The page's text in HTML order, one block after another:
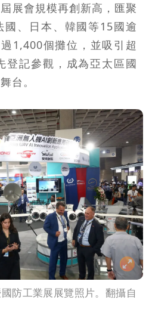
展會規模再創新高，匯聚
國、日本、韓國等15國逾
1,400個攤位，並吸引超
登記參觀，成為亞太區國
台。
防工業展展覽照片。翻攝自